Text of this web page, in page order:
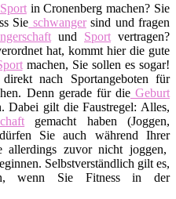
Sportin Cronenberg machen? Sie
Sie schwangersind und fragen
und Sport vertragen?
hat, kommt hier die gute
machen, Sie sollen es sogar!
nach Sportangeboten für
Denn gerade für dieGeburt
Dabei gilt die Faustregel: Alles,
gemacht haben (Joggen,
Sie auch während Ihrer
allerdings zuvor nicht joggen,
Selbstverständlich gilt es,
wenn Sie Fitness in der